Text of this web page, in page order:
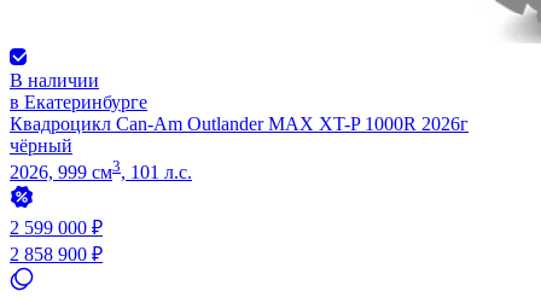
В наличии
в Екатеринбурге
Квадроцикл Can-Am Outlander MAX XT-P 1000R 2026г
чёрный
2026, 999 см3, 101 л.с.
2 599 000 ₽
2 858 900 ₽